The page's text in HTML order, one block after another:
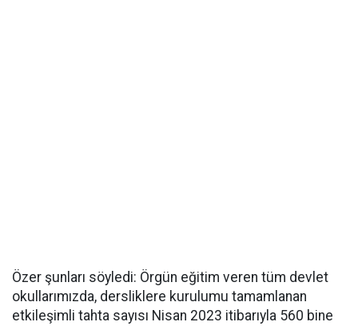
Özer şunları söyledi: Örgün eğitim veren tüm devlet
okullarımızda, dersliklere kurulumu tamamlanan
etkileşimli tahta sayısı Nisan 2023 itibarıyla 560 bine